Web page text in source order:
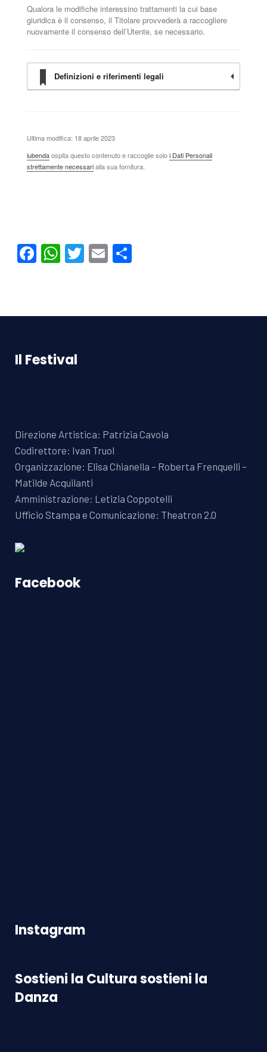
Qualora le modifiche interessino trattamenti la cui base
giuridica è il consenso, il Titolare provvederà a raccogliere
nuovamente il consenso dell’Utente, se necessario.
Definizioni e riferimenti legali
Ultima modifica: 18 aprile 2023
iubendaospita questo contenuto e raccoglie soloi Dati Personali
strettamente necessarialla sua fornitura.
Facebook
WhatsApp
Twitter
Email
Il Festival
Direzione Artistica: Patrizia Cavola
Codirettore: Ivan Truol
Organizzazione: Elisa Chianella – Roberta Frenquelli –
Matilde Acquilanti
Amministrazione: Letizia Coppotelli
Ufficio Stampa e Comunicazione: Theatron 2.0
Facebook
Instagram
Sostieni la Cultura sostieni la
Danza